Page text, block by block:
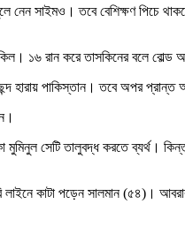
সাইমও। তবে বেশিক্ষণ পিচে
১৬ রান করে তাসকিনের বলে বোল্ড
পাকিস্তান। তবে অপর প্রান্ত
মুমিনুল সেটি তালুবদ্ধ করতে ব্যর্থ।
কাটা পড়েন সালমান (৫৪)।